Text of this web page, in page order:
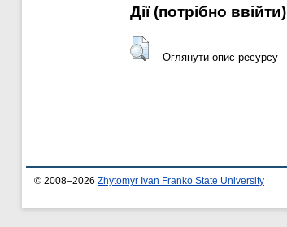
Дії ​​(потрібно ввійти)
Оглянути опис ресурсу
© 2008–2026 Zhytomyr Ivan Franko State University